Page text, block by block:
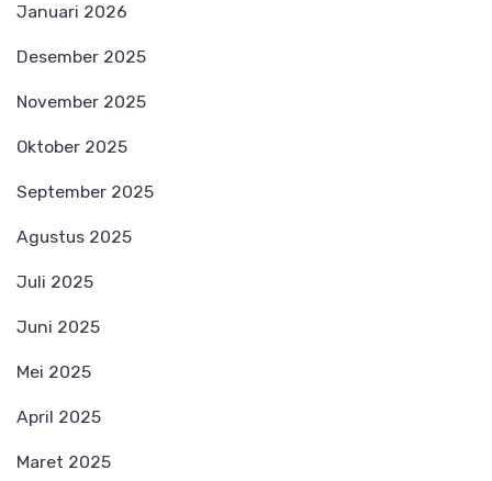
Januari 2026
Desember 2025
November 2025
Oktober 2025
September 2025
Agustus 2025
Juli 2025
Juni 2025
Mei 2025
April 2025
Maret 2025